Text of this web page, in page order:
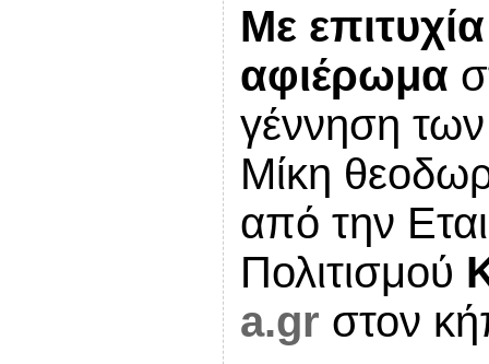
Με
αφιέρωμα
γέννηση
Μίκη
από την
Πολιτισμού
a.gr στον